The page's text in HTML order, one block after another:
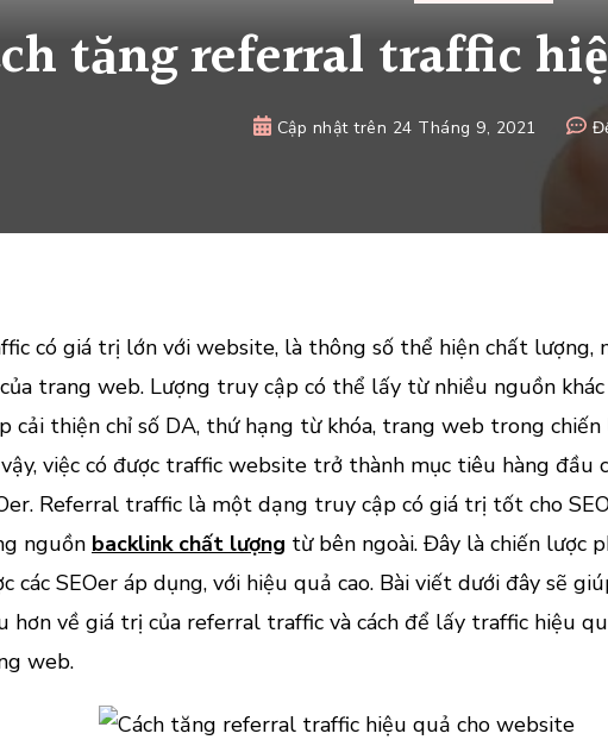
tăng referral traffic
Cập nhật trên 24 Tháng 9, 2021
có giá trị lớn với website, là thông số thể hiện chất lượng,
trang web. Lượng truy cập có thể lấy từ nhiều nguồn khác
cải thiện chỉ số DA, thứ hạng từ khóa, trang web trong chiến
việc có được traffic website trở thành mục tiêu hàng đầu
Referral traffic là một dạng truy cập có giá trị tốt cho
nguồn backlink chất lượng từ bên ngoài. Đây là chiến lược
các SEOer áp dụng, với hiệu quả cao. Bài viết dưới đây sẽ
hơn về giá trị của referral traffic và cách để lấy traffic hiệu
web.